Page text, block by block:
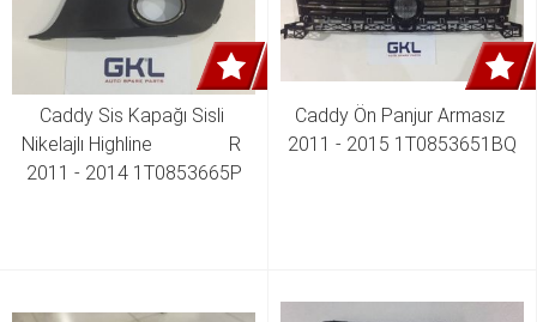
Caddy Sis Kapağı Sisli
Nikelajlı Highline                R
2011 - 2014 1T0853665P
Caddy Ön Panjur Armasız
2011 - 2015 1T0853651BQ